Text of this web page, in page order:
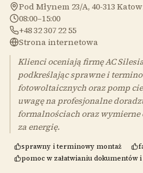
Pod Młynem 23/A, 40-313
08:00–15:00
+48 32 307 22 55
Strona internetowa
Klienci oceniają firmę AC
podkreślając sprawne i
fotowoltaicznych oraz pomp
uwagę na profesjonalne
formalnościach oraz wymierne
za energię.
sprawny i terminowy montaż
pomoc w załatwianiu dokumentów